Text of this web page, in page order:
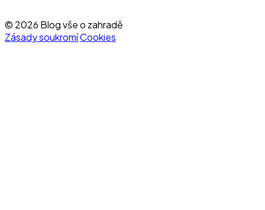
© 2026 Blog vše o zahradě
Zásady soukromíCookies